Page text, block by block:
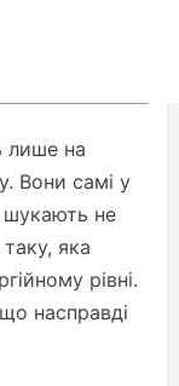
лише на
Вони самі у
шукають не
яка
рівні.
насправді